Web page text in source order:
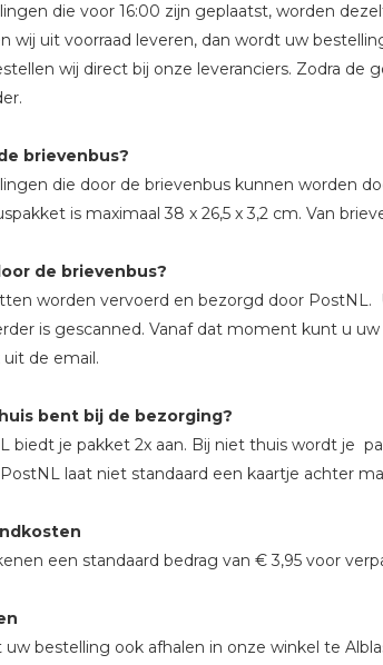
die voor 16:00 zijn geplaatst, worden
wij uit voorraad leveren, dan wordt uw
wij direct bij onze leveranciers. Zodra
brievenbus?
die door de brievenbus kunnen worden
is maximaal 38 x 26,5 x 3,2 cm. Van
de brievenbus?
worden vervoerd en bezorgd door
is gescanned. Vanaf dat moment kunt u
uit de email.
bent bij de bezorging?
biedt je pakket 2x aan. Bij niet thuis wordt je
laat niet standaard een kaartje achter
een standaard bedrag van € 3,95 voor
uw bestelling ook afhalen in onze winkel te